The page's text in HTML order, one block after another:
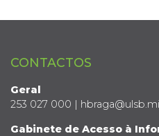
CONTACTOS
Geral
253 027 000 |
Gabinete de Acesso à